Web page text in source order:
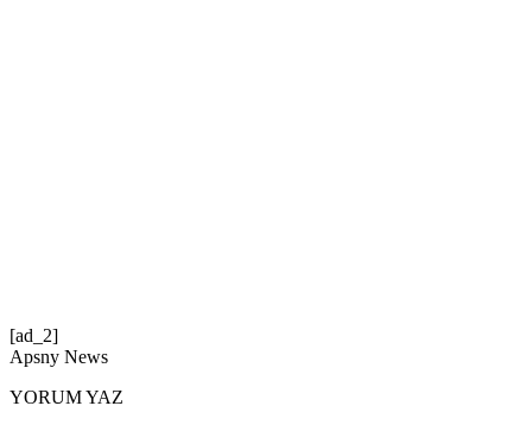
[ad_2]
Apsny News
YORUM YAZ